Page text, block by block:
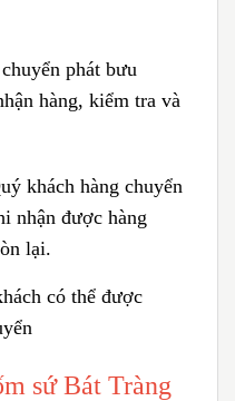
phát bưu
hàng, kiểm tra và
khách hàng chuyển
nhận được hàng
lại.
có thể được
sứ Bát Tràng